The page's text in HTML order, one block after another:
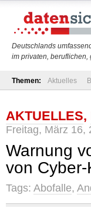
Deutschlands
im privaten,
Themen: Aktuelles
AKTUELLES,
Freitag, März 16,
Warnung
von
Tags: Abofalle,